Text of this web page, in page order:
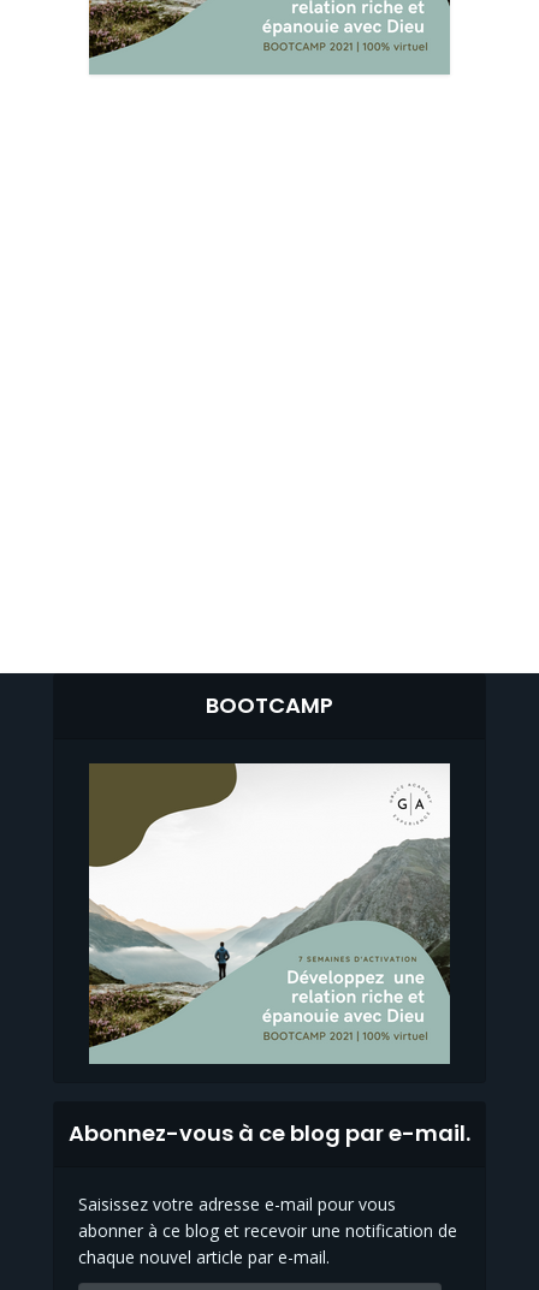
BOOTCAMP
Abonnez-vous à ce blog par e-mail.
Saisissez votre adresse e-mail pour vous
abonner à ce blog et recevoir une notification de
chaque nouvel article par e-mail.